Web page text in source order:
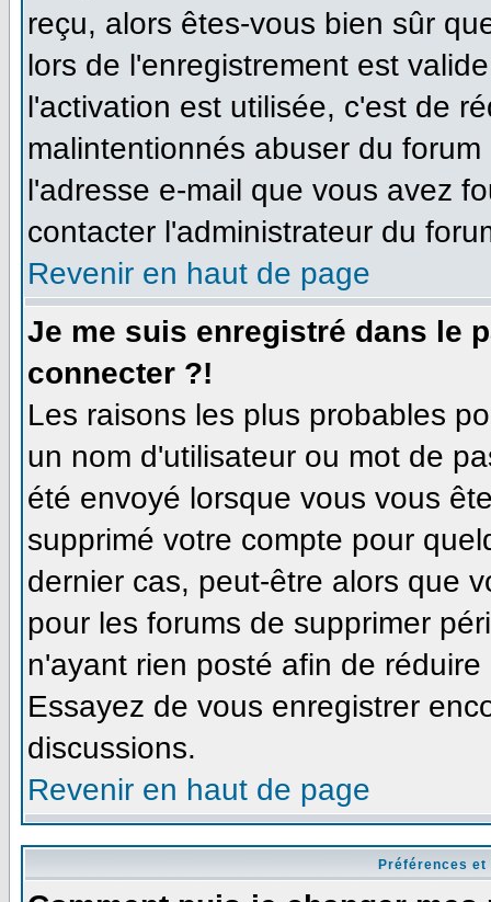
reçu, alors êtes-vous bien sûr
lors de l'enregistrement est
l'activation est utilisée, c'est de
malintentionnés abuser du
l'adresse e-mail que vous avez
contacter l'administrateur du
Revenir en haut de page
Je me suis enregistré dans le
connecter ?!
Les raisons les plus probables
un nom d'utilisateur ou mot de
été envoyé lorsque vous vous
supprimé votre compte pour
dernier cas, peut-être alors que
pour les forums de supprimer
n'ayant rien posté afin de
Essayez de vous enregistrer
discussions.
Revenir en haut de page
Préférences